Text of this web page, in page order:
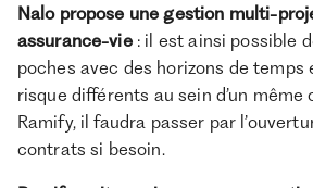
Nalo propose une gestion multi-
assurance-vie: il est ainsi possible
poches avec des horizons de temps
risque différents au sein d’un même
Ramify, il faudra passer par
contrats si besoin.